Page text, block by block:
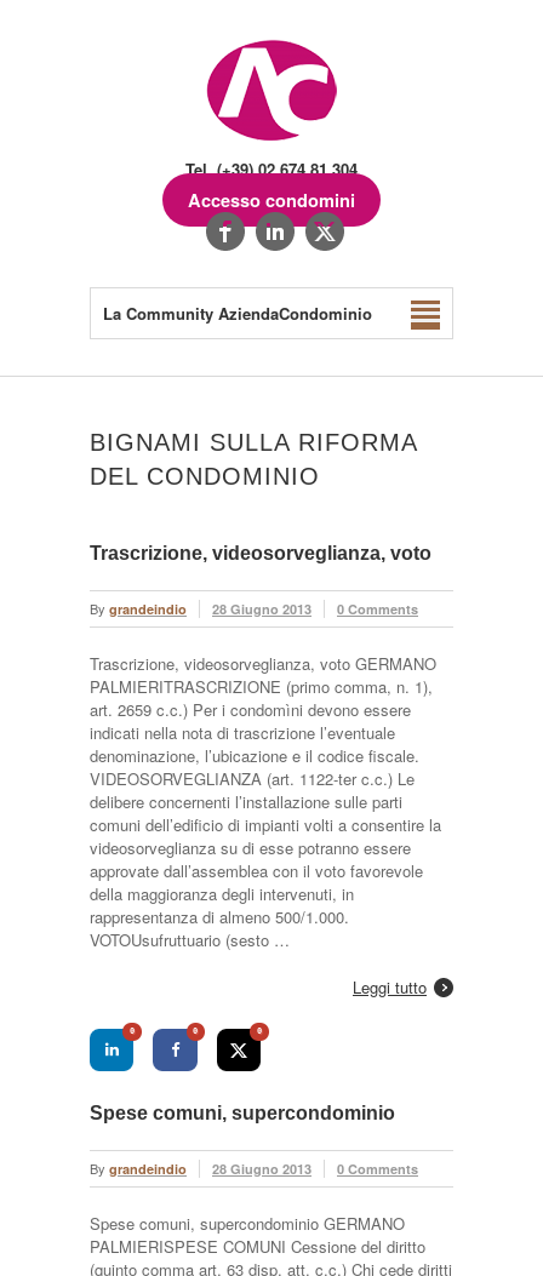
Tel. (+39) 02.674.81.304
Accesso condomini
La Community AziendaCondominio
BIGNAMI SULLA RIFORMA
DEL CONDOMINIO
Trascrizione, videosorveglianza, voto
By grandeindio 28 Giugno 2013 0 Comments
Trascrizione, videosorveglianza, voto GERMANO
PALMIERITRASCRIZIONE (primo comma, n. 1),
art. 2659 c.c.) Per i condomìni devono essere
indicati nella nota di trascrizione l’eventuale
denominazione, l’ubicazione e il codice fiscale.
VIDEOSORVEGLIANZA (art. 1122-ter c.c.) Le
delibere concernenti l’installazione sulle parti
comuni dell’edificio di impianti volti a consentire la
videosorveglianza su di esse potranno essere
approvate dall’assemblea con il voto favorevole
della maggioranza degli intervenuti, in
rappresentanza di almeno 500/1.000.
VOTOUsufruttuario (sesto …
Leggi tutto
0 0 0
Spese comuni, supercondominio
By grandeindio 28 Giugno 2013 0 Comments
Spese comuni, supercondominio GERMANO
PALMIERISPESE COMUNI Cessione del diritto
(quinto comma art. 63 disp. att. c.c.) Chi cede diritti